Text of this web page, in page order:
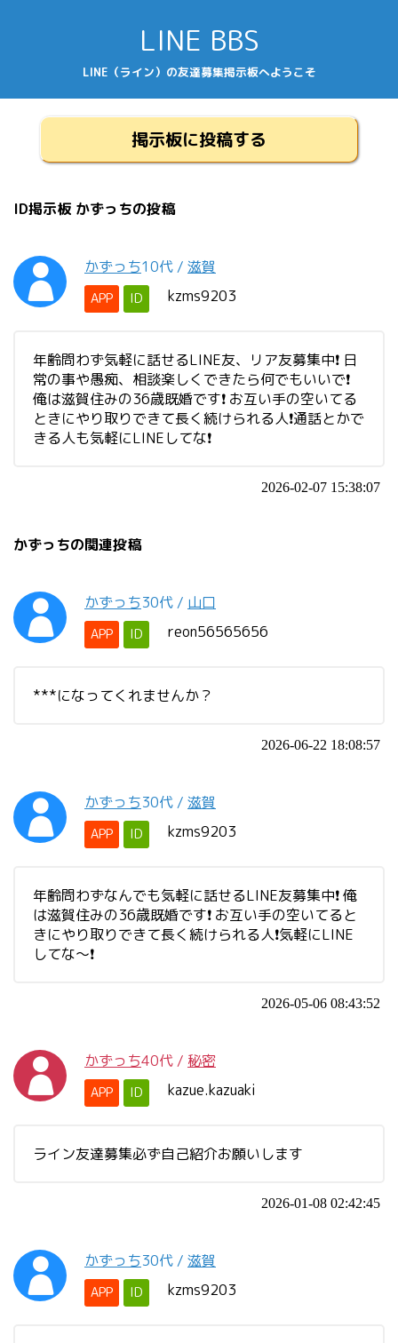
LINE BBS
LINE（ライン）の友達募集掲示板へようこそ
掲示板に投稿する
ID掲示板 かずっちの投稿
かずっち10代 / 滋賀
APP ID kzms9203
年齢問わず気軽に話せるLINE友、リア友募集中❗ 日
常の事や愚痴、相談楽しくできたら何でもいいで❗
俺は滋賀住みの36歳既婚です❗ お互い手の空いてる
ときにやり取りできて長く続けられる人❗通話とかで
きる人も気軽にLINEしてな❗
2026-02-07 15:38:07
かずっちの関連投稿
かずっち30代 / 山口
APP ID reon56565656
***になってくれませんか？
2026-06-22 18:08:57
かずっち30代 / 滋賀
APP ID kzms9203
年齢問わずなんでも気軽に話せるLINE友募集中❗ 俺
は滋賀住みの36歳既婚です❗ お互い手の空いてると
きにやり取りできて長く続けられる人❗気軽にLINE
してな～❗
2026-05-06 08:43:52
かずっち40代 / 秘密
APP ID kazue.kazuaki
ライン友達募集必ず自己紹介お願いします
2026-01-08 02:42:45
かずっち30代 / 滋賀
APP ID kzms9203